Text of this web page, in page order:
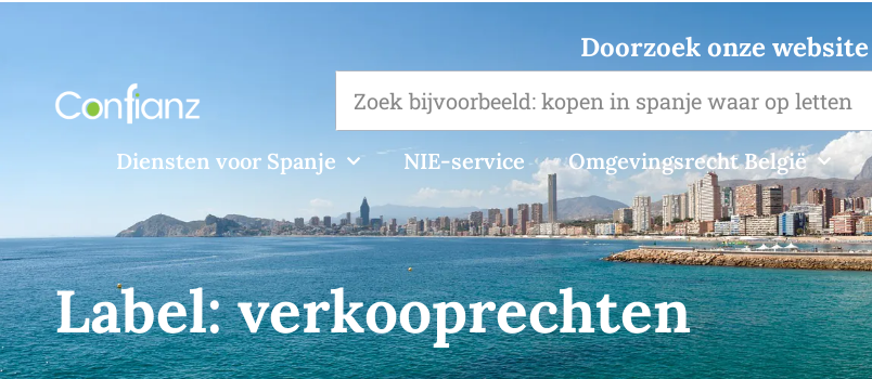
Doorzoek onze website
Diensten voor Spanje NIE-service Omgevingsrecht België
Label:verkooprechten